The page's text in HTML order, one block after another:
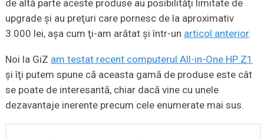
de altă parte aceste produse au posibilităţi limitate de
upgrade şi au preţuri care pornesc de la aproximativ
3.000 lei, aşa cum ţi-am arătat şi într-un articol anterior.
Noi la GiZ am testat recent computerul All-in-One HP Z1
şi îţi putem spune că aceasta gamă de produse este cât
se poate de interesantă, chiar dacă vine cu unele
dezavantaje inerente precum cele enumerate mai sus.